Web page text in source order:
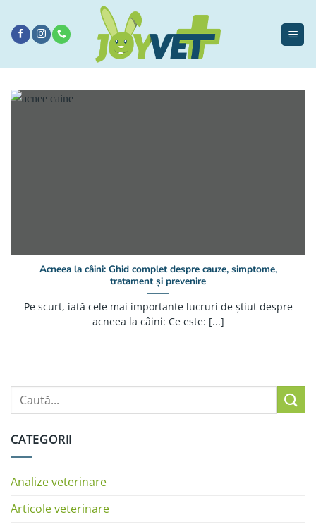
conținut
CATEGORII
Analize veterinare
Articole veterinare
Acneea la câini: Ghid complet despre cauze, simptome,
tratament și prevenire
Pe scurt, iată cele mai importante lucruri de știut despre
acneea la câini: Ce este: [...]